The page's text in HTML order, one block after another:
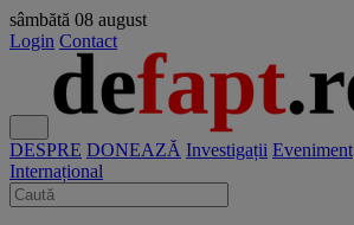
sâmbătă 08 august
Login Contact
DESPRE DONEAZĂ Investigații Eveniment
Internațional